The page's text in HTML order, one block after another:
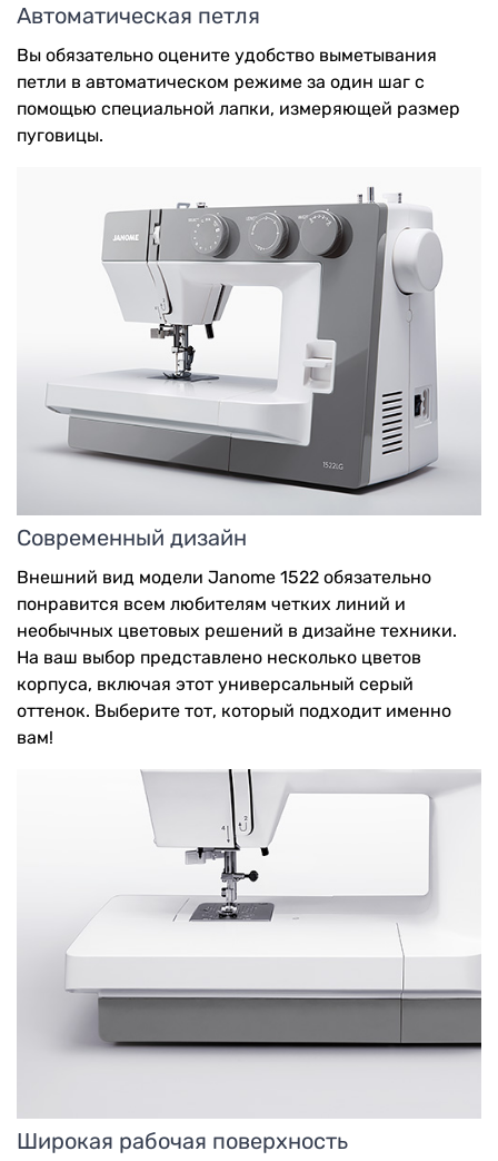
Автоматическая петля
Вы обязательно оцените удобство выметывания
петли в автоматическом режиме за один шаг с
помощью специальной лапки, измеряющей размер
пуговицы.
Современный дизайн
Внешний вид модели Janome 1522 обязательно
понравится всем любителям четких линий и
необычных цветовых решений в дизайне техники.
На ваш выбор представлено несколько цветов
корпуса, включая этот универсальный серый
оттенок. Выберите тот, который подходит именно
вам!
Широкая рабочая поверхность